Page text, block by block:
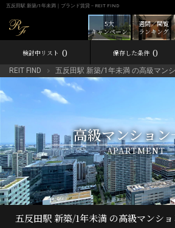
五反田駅 新築/1年未満｜ブランド賃貸－REIT FIND
週間／閲覧
ランキング
5大
キャンペーン
検討中リスト 0 保存した条件 0
REIT FIND 五反田駅 新築/1年未満 の高級マン
高級マンション
APARTMENT
五反田駅 新築/1年未満 の高級マンシ